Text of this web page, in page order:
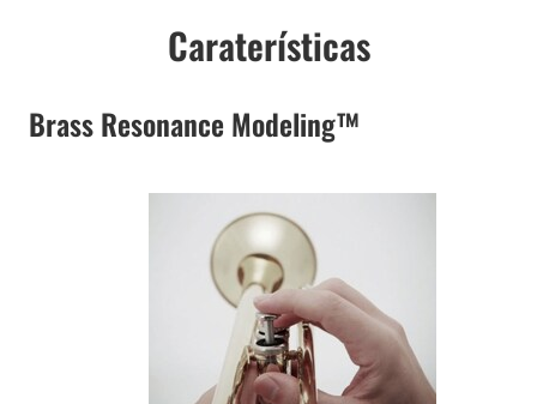
Caraterísticas
Brass Resonance Modeling™